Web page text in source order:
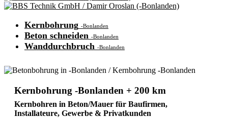
Kernbohrung -Bonlanden
Beton schneiden -Bonlanden
Wanddurchbruch -Bonlanden
Kernbohrung -Bonlanden + 200 km
Kernbohren in Beton/Mauer für Baufirmen,
Installateure, Gewerbe & Privatkunden